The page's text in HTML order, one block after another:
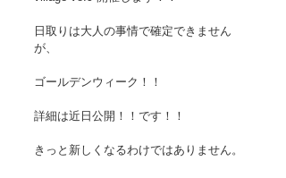
日取りは大人の事情で確定できません
が、
ゴールデンウィーク！！
詳細は近日公開！！です！！
きっと新しくなるわけではありません。